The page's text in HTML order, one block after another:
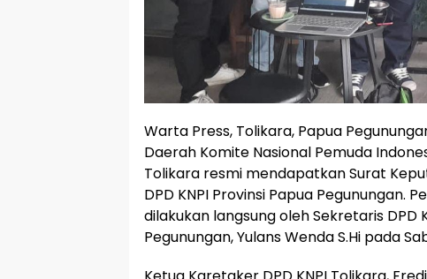
Warta Press, Tolikara, Papua
Daerah Komite Nasional Pemuda
Tolikara resmi mendapatkan Surat
DPD KNPI Provinsi Papua Pegunungan.
dilakukan langsung oleh Sekretaris DPD
Pegunungan, Yulans Wenda S.Hi pada